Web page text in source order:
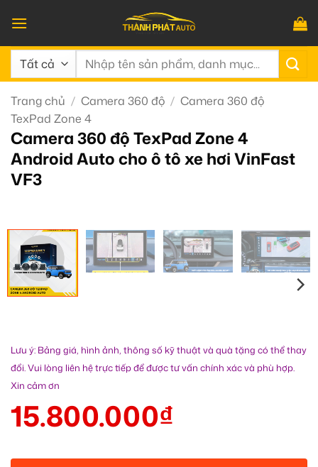
qua
nội
dung
Tìm
Trang chủ / Camera 360 độ / Camera 360 độ
TexPad Zone 4
Camera 360 độ TexPad Zone 4
Android Auto cho ô tô xe hơi VinFast
VF3
Lưu ý: Bảng giá, hình ảnh, thông số kỹ thuật và quà tặng có thể thay
đổi. Vui lòng liên hệ trực tiếp để được tư vấn chính xác và phù hợp.
Xin cảm ơn
15.800.000₫